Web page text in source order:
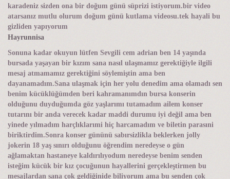
karadeniz sizden ona bir doğum günü süprizi istiyorum.bir video
atarsanız mutlu olurum doğum günü kutlama videosu.tek hayali bu
gizliden yapıyorum
Hayrunnisa
Sonuna kadar okuyun lütfen Sevgili cem adrian ben 14 yaşında
bursada yaşayan bir kızım sana nasıl ulaşmamız gerektiğiyle ilgili
mesaj atmamamız gerektiğini söylemiştin ama ben
dayanamadım.Sana ulaşmak için her yolu denedim ama olamadı sen
benim kücüklüğümden beri kahramanımdın bursa konserin
olduğunu duyduğumda göz yaşlarımı tutamadım ailem konser
tutarını bir anda verecek kadar maddi durumu iyi değil ama ben
yinede yılmadım harçlıklarımi hiç harcamadım ve biletin parasıni
biriktirdim.Sonra konser gününü sabırsizlikla beklerken jolly
jokerin 18 yaş sınırı olduğunu öğrendim neredeyse o gün
ağlamaktan hastaneye kaldırılıyodum neredeyse benim senden
isteğim kücük bir kız çocuğunun hayallerini gerçekleştirmen bu
mesajlardan sana çok geldiğinide biliyorum ama bu senden çok